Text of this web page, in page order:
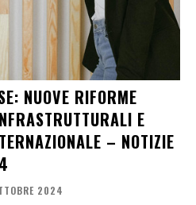
NUOVE RIFORME
E
– NOTIZIE
2024